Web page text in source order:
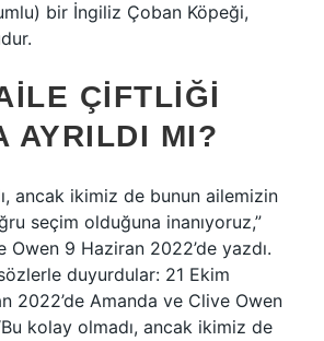
bir İngiliz Çoban Köpeği,
ÇIFTLIĞI
AYRILDI MI?
ancak ikimiz de bunun ailemizin
seçim olduğuna inanıyoruz,”
Owen 9 Haziran 2022’de yazdı.
sözlerle duyurdular: 21 Ekim
2022’de Amanda ve Clive Owen
kolay olmadı, ancak ikimiz de